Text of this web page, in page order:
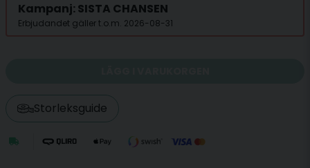
Kampanj: SISTA CHANSEN
Erbjudandet gäller t.o.m. 2026-08-31
Storleksguide